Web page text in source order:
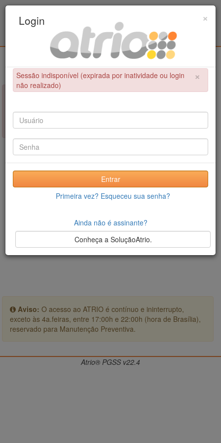
Educação Física / UPE - UFPB
×
NÃO FOI POSSÍVEL CONCLUIR A OPERAÇÃO
Sessão indisponível (expirada por inatividade ou login não
realizado)
Aviso: O acesso ao ATRIO é contínuo e ininterrupto,
exceto às 4a.feiras, entre 17:00h e 22:00h (hora de Brasília),
reservado para Manutenção Preventiva.
×
Login
×
Sessão indisponível (expirada por inatividade ou login
não realizado)
Entrar
Primeira vez? Esqueceu sua senha?
Ainda não é assinante?
Conheça a SoluçãoAtrio.
Atrio® PGSS v22.4